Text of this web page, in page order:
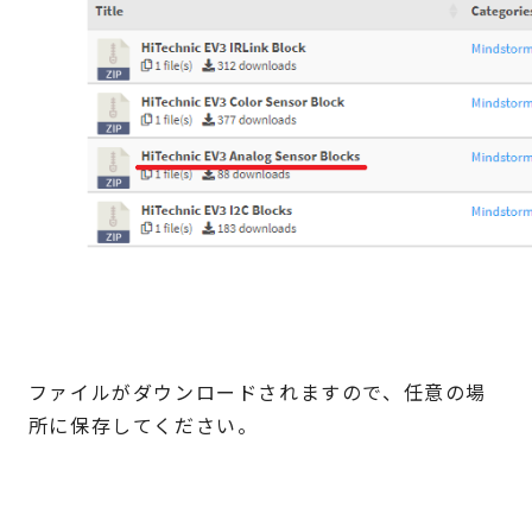
ファイルがダウンロードされますので、任意の場
所に保存してください。